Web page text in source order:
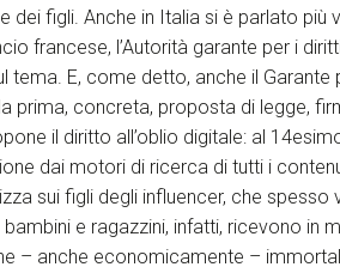
dei figli. Anche in Italia si è parlato
francese, l’Autorità garante per i
tema. E, come detto, anche il
prima, concreta, proposta di legge,
il diritto all’oblio digitale: al
dai motori di ricerca di tutti i
sui figli degli influencer, che
e ragazzini, infatti, ricevono in
– anche economicamente –